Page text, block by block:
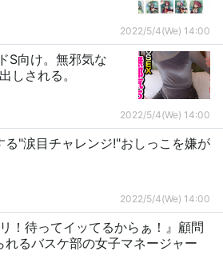
2022/5/4(We) 14:00
S向け。無邪気な
しされる。
2022/5/4(We) 14:00
る"涙目チャレンジ!"おしっこを嫌が
2022/5/4(We) 14:00
！待ってイッてるからぁ！』顧問
るバスケ部の女子マネージャー